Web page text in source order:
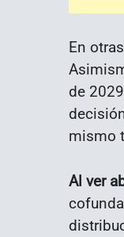
En
de
mismo
Al ver